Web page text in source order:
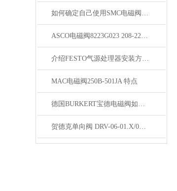
如何确定自己使用SMC电磁阀几位几通
ASCO电磁阀8223G023 208-220/50天津现货库存
介绍FESTO气源处理器安装方法与使用要求
MAC电磁阀250B-501JA 特点
德国BURKERT宝德电磁阀如何正确安装维护？
贺德克单向阀 DRV-06-01.X/0备货